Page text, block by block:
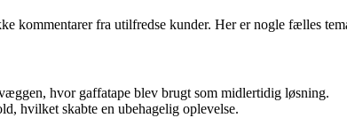
kommentarer fra utilfredse kunder. Her er nogle fælles
hvor gaffatape blev brugt som midlertidig løsning.
hvilket skabte en ubehagelig oplevelse.